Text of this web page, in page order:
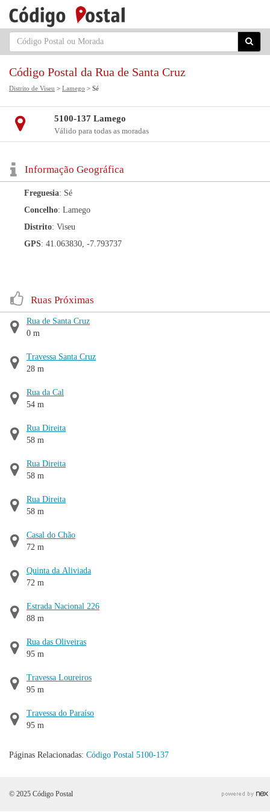
Código Postal da Rua de Santa Cruz
Distrito de Viseu > Lamego > Sé
5100-137 Lamego
Válido para todas as moradas
Informação Geográfica
Freguesia: Sé
Concelho: Lamego
Distrito: Viseu
GPS: 41.063830, -7.793737
Ruas Próximas
Rua de Santa Cruz
0 m
Travessa Santa Cruz
28 m
Rua da Cal
54 m
Rua Direita
58 m
Rua Direita
58 m
Rua Direita
58 m
Casal do Chão
72 m
Quinta da Aliviada
72 m
Estrada Nacional 226
88 m
Rua das Oliveiras
95 m
Travessa Loureiros
95 m
Travessa do Paraíso
95 m
Páginas Relacionadas: Código Postal 5100-137
© 2025 Código Postal